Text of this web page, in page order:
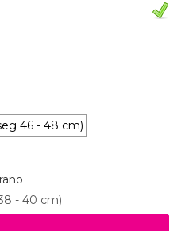
46 - 48 cm)
- 40 cm)